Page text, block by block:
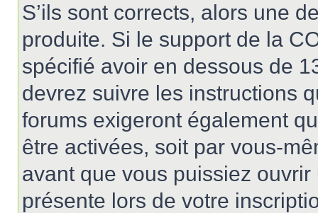
S’ils sont corrects, alors une
produite. Si le support de la
spécifié avoir en dessous de
devrez suivre les instructions
forums exigeront également
être activées, soit par vous-
avant que vous puissiez
présente lors de votre